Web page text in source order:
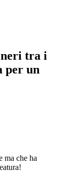
neri tra i
per un
ma che ha